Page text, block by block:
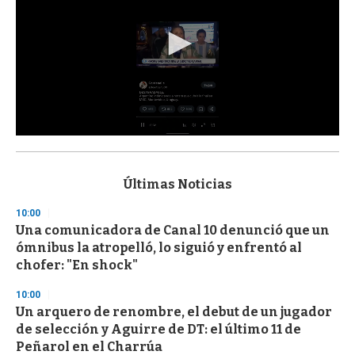
s
d
s
o
f
3
s
e
c
o
n
Últimas Noticias
10:00
Una comunicadora de Canal 10 denunció que un
ómnibus la atropelló, lo siguió y enfrentó al
chofer: "En shock"
10:00
Un arquero de renombre, el debut de un jugador
de selección y Aguirre de DT: el último 11 de
Peñarol en el Charrúa